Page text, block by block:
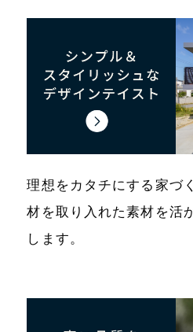
理想をカタチにする家づ
材を取り入れた素材を活
します。